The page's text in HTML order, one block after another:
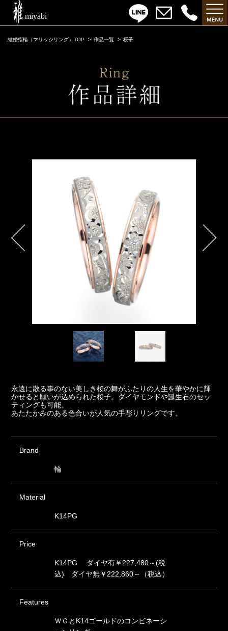
結婚指輪（マリッジリング）TOP 作品一覧 桜子
永遠に散る事のない美しき桜の舞がふたりの人生を華やかに輝
かせると願いが込められた桜子。ダイヤモンドや誕生石のセッ
ティングも可能。
あたたかみのある色合いが人気の手彫りリングです。
Brand
輪
Material
K14PG
Price
K14PG ダイヤ有￥227,480～(税
込) ダイヤ無￥222,860～（税込）
Features
ＷＧとK14ゴールドのコンビネーシ